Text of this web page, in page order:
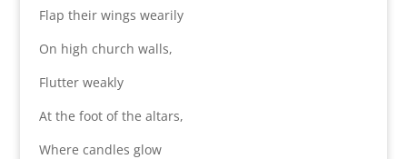
Flap their wings wearily
On high church walls,
Flutter weakly
At the foot of the altars,
Where candles glow